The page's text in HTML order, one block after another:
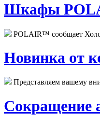
Шкафы
POLAIR™ сообщает
Новинка от
Представляем вашему
Сокращение